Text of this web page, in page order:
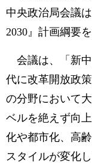
観光
中日対訳
中央政治局会議
2030』計画綱要
会議は、「新中
代に改革開放政
の分野において
ベルを絶えず向
化や都市化、高
スタイルが変化